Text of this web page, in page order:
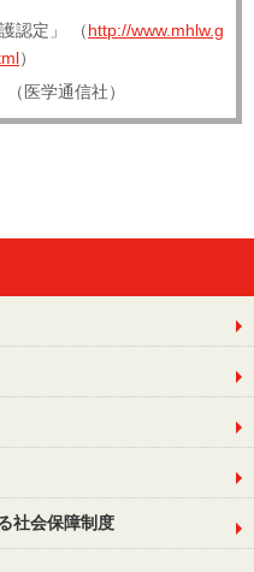
認定」 （http://www.mhlw.g
）
医学通信社）
社会保障制度